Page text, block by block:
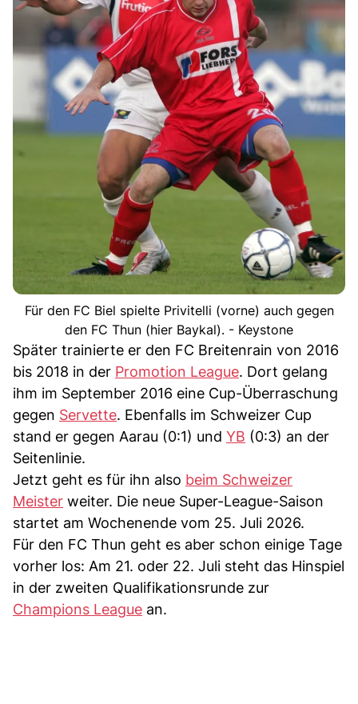
Für den FC Biel spielte Privitelli (vorne) auch gegen
den FC Thun (hier Baykal). - Keystone
Später trainierte er den FC Breitenrain von 2016
bis 2018 in der Promotion League. Dort gelang
ihm im September 2016 eine Cup-Überraschung
gegen Servette. Ebenfalls im Schweizer Cup
stand er gegen Aarau (0:1) und YB (0:3) an der
Seitenlinie.
Jetzt geht es für ihn also beim Schweizer
Meister weiter. Die neue Super-League-Saison
startet am Wochenende vom 25. Juli 2026.
Für den FC Thun geht es aber schon einige Tage
vorher los: Am 21. oder 22. Juli steht das Hinspiel
in der zweiten Qualifikationsrunde zur
Champions League an.